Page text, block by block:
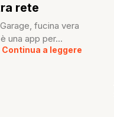
rete
fucina vera
una app per...
Continua a leggere